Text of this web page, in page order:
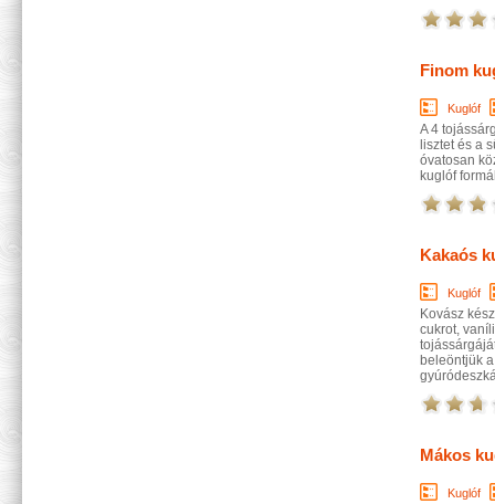
Finom
Kuglóf
A 4
lisztet és a
óvatosan
kuglóf
Kakaós
Kuglóf
Kovász
cukrot,
beleöntjük
Mákos
Kuglóf